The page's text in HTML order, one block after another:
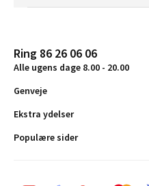
Ring 86 26 06 06
Alle ugens dage 8.00 - 20.00
Genveje
Ekstra ydelser
Populære sider